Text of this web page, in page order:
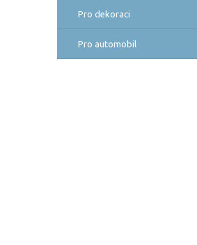
Pro dekoraci
Pro automobil